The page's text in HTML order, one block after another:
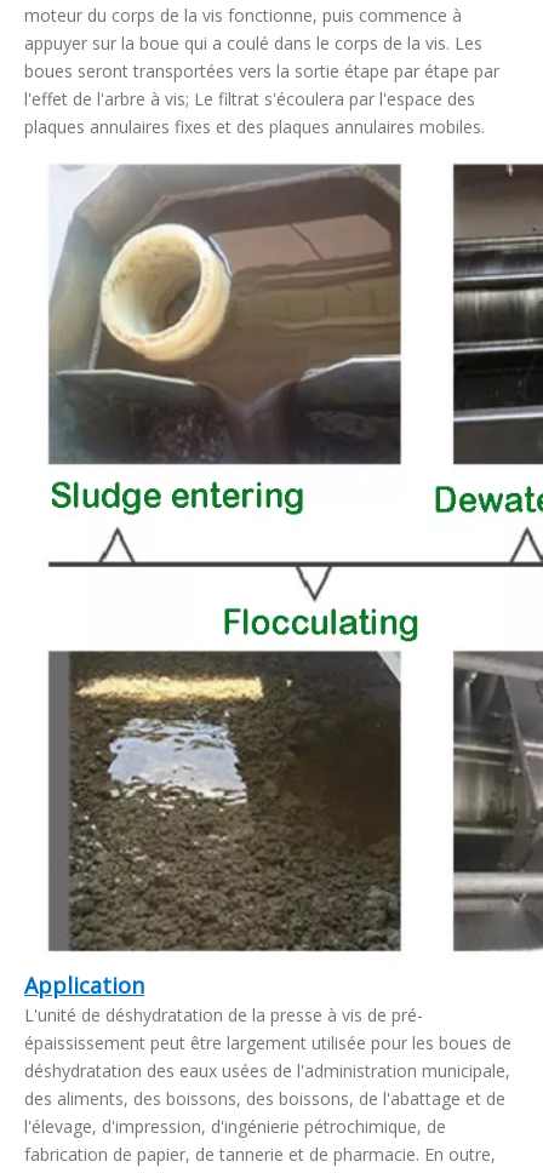
moteur du corps de la vis fonctionne, puis commence à
appuyer sur la boue qui a coulé dans le corps de la vis. Les
boues seront transportées vers la sortie étape par étape par
l'effet de l'arbre à vis; Le filtrat s'écoulera par l'espace des
plaques annulaires fixes et des plaques annulaires mobiles.
Application
L'unité de déshydratation de la presse à vis de pré-
épaississement peut être largement utilisée pour les boues de
déshydratation des eaux usées de l'administration municipale,
des aliments, des boissons, des boissons, de l'abattage et de
l'élevage, d'impression, d'ingénierie pétrochimique, de
fabrication de papier, de tannerie et de pharmacie. En outre,